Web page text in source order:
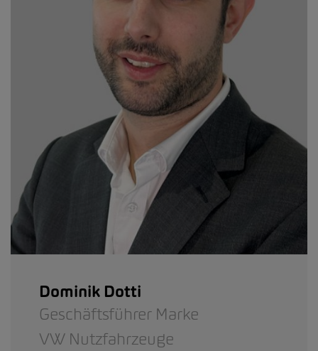
Dominik Dotti
Geschäftsführer Marke
VW Nutzfahrzeuge